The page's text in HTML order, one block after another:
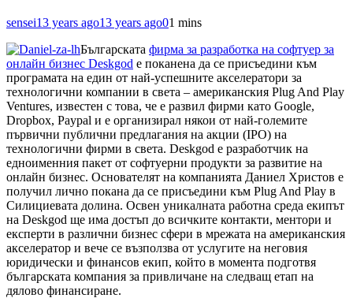
sensei13 years ago13 years ago01 mins
Българската фирма за разработка на софтуер за
онлайн бизнес Deskgod е поканена да се присъедини към
програмата на един от най-успешните акселератори за
технологични компании в света – американския Plug And Play
Ventures, известен с това, че е развил фирми като Google,
Dropbox, Paypal и е организирал някои от най-големите
първични публични предлагания на акции (IPO) на
технологични фирми в света. Deskgod е разработчик на
едноименния пакет от софтуерни продукти за развитие на
онлайн бизнес. Основателят на компанията Даниел Христов е
получил лично покана да се присъедини към Plug And Play в
Силициевата долина. Освен уникалната работна среда екипът
на Deskgod ще има достъп до всичките контакти, ментори и
експерти в различни бизнес сфери в мрежата на американския
акселератор и вече се възползва от услугите на неговия
юридически и финансов екип, който в момента подготвя
българската компания за привличане на следващ етап на
дялово финансиране.